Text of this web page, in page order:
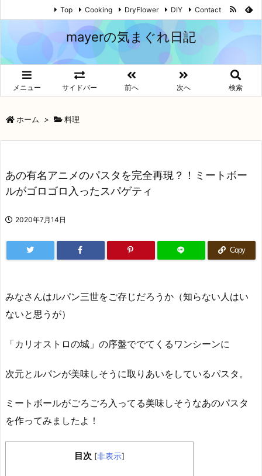
mayerの気まぐれ日記
メニュー サイドバー 前へ 次へ 検索
Top Cooking DryFlower DIY Contact
ホーム > 料理
あの有名アニメのパスタを完全再現？！ミートボー
ルがゴロゴロ入ったスパゲティ
2020年7月14日
Copy
みなさんはルパン三世をご存じだろうか（知らない人はい
ないと思うが）
「カリオストロの城」の序盤ででてくるワンシーンに
次元とルパンが美味しそうに取りあいをしているパスタ。
ミートボールがごろごろ入ってる美味しそうなあのパスタ
を作ってみましたよ！
目次 [非表示]